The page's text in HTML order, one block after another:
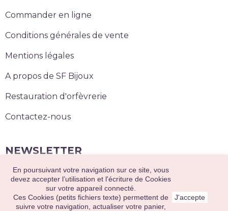
En poursuivant votre navigation sur ce site, vous
devez accepter l’utilisation et l'écriture de Cookies
sur votre appareil connecté.
Ces Cookies (petits fichiers texte) permettent de
suivre votre navigation, actualiser votre panier,
J'accepte
Commander en ligne
Conditions générales de vente
Mentions légales
A propos de SF Bijoux
Restauration d'orfèvrerie
Contactez-nous
NEWSLETTER
S’abonner